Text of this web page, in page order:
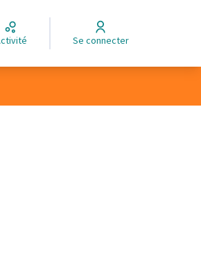
Activité Se connecter